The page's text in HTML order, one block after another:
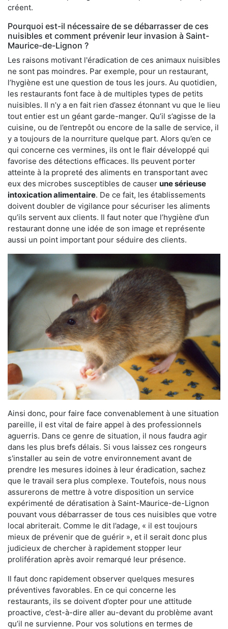
créent.
Pourquoi est-il nécessaire de se débarrasser de ces
nuisibles et comment prévenir leur invasion à Saint-
Maurice-de-Lignon ?
Les raisons motivant l'éradication de ces animaux nuisibles
ne sont pas moindres. Par exemple, pour un restaurant,
l’hygiène est une question de tous les jours. Au quotidien,
les restaurants font face à de multiples types de petits
nuisibles. Il n’y a en fait rien d’assez étonnant vu que le lieu
tout entier est un géant garde-manger. Qu’il s’agisse de la
cuisine, ou de l’entrepôt ou encore de la salle de service, il
y a toujours de la nourriture quelque part. Alors qu’en ce
qui concerne ces vermines, ils ont le flair développé qui
favorise des détections efficaces. Ils peuvent porter
atteinte à la propreté des aliments en transportant avec
eux des microbes susceptibles de causer une sérieuse
intoxication alimentaire. De ce fait, les établissements
doivent doubler de vigilance pour sécuriser les aliments
qu’ils servent aux clients. Il faut noter que l’hygiène d’un
restaurant donne une idée de son image et représente
aussi un point important pour séduire des clients.
Ainsi donc, pour faire face convenablement à une situation
pareille, il est vital de faire appel à des professionnels
aguerris. Dans ce genre de situation, il nous faudra agir
dans les plus brefs délais. Si vous laissez ces rongeurs
s'installer au sein de votre environnement avant de
prendre les mesures idoines à leur éradication, sachez
que le travail sera plus complexe. Toutefois, nous nous
assurerons de mettre à votre disposition un service
expérimenté de dératisation à Saint-Maurice-de-Lignon
pouvant vous débarrasser de tous ces nuisibles que votre
local abriterait. Comme le dit l’adage, « il est toujours
mieux de prévenir que de guérir », et il serait donc plus
judicieux de chercher à rapidement stopper leur
prolifération après avoir remarqué leur présence.
Il faut donc rapidement observer quelques mesures
préventives favorables. En ce qui concerne les
restaurants, ils se doivent d’opter pour une attitude
proactive, c’est-à-dire aller au-devant du problème avant
qu’il ne survienne. Pour vos solutions en termes de